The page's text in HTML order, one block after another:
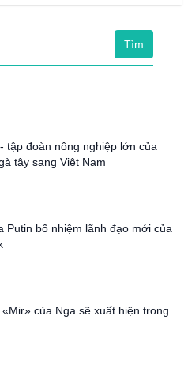
Tìm
tập đoàn nông nghiệp lớn của
tây sang Việt Nam
Putin bổ nhiệm lãnh đạo mới của
của Nga sẽ xuất hiện trong